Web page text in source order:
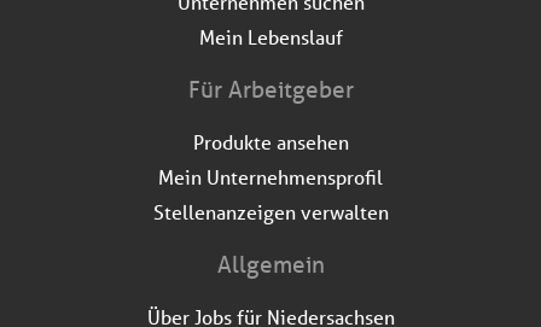
Mein Lebenslauf
Für Arbeitgeber
Produkte ansehen
Mein Unternehmensprofil
Stellenanzeigen verwalten
Allgemein
Über Jobs für Niedersachsen